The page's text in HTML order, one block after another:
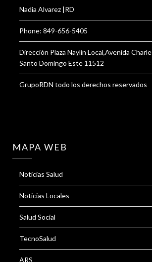
Nadia Alvarez |RD
Phone: 849-656-5405
Dirección Plaza Naylin Local,Avenida
Santo Domingo Este 11512
GrupoRDN todo los derechos reservados
MAPA WEB
Noticias Salud
Noticias Locales
Salud Social
TecnoSalud
ARS